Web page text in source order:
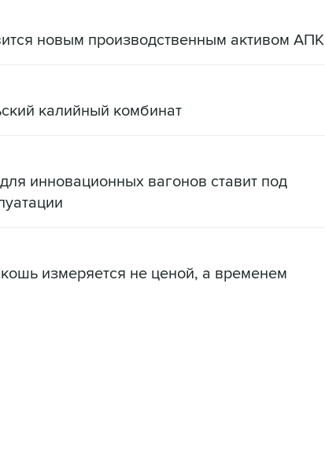
новым производственным активом АПК
калийный комбинат
инновационных вагонов ставит под
измеряется не ценой, а временем